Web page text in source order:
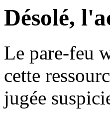
Désolé,
Le pare-feu
cette
jugée